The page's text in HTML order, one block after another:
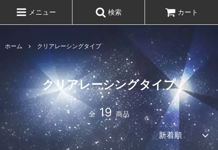
メニュー 検索 カート
ホーム クリアレーシングタイプ
クリアレーシングタイプ
全 19 商品